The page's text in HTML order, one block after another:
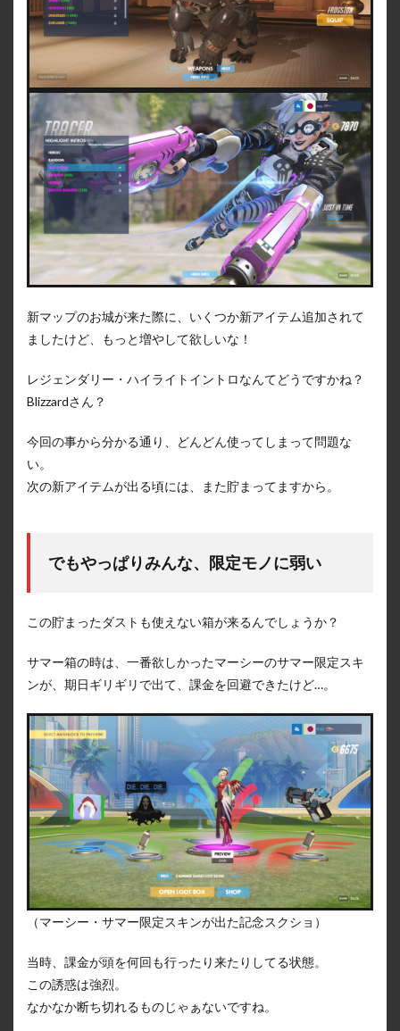
新マップのお城が来た際に、いくつか新アイテム追加されて
ましたけど、もっと増やして欲しいな！
レジェンダリー・ハイライトイントロなんてどうですかね？
Blizzardさん？
今回の事から分かる通り、どんどん使ってしまって問題な
い。
次の新アイテムが出る頃には、また貯まってますから。
でもやっぱりみんな、限定モノに弱い
この貯まったダストも使えない箱が来るんでしょうか？
サマー箱の時は、一番欲しかったマーシーのサマー限定スキ
ンが、期日ギリギリで出て、課金を回避できたけど…。
（マーシー・サマー限定スキンが出た記念スクショ）
当時、課金が頭を何回も行ったり来たりしてる状態。
この誘惑は強烈。
なかなか断ち切れるものじゃぁないですね。